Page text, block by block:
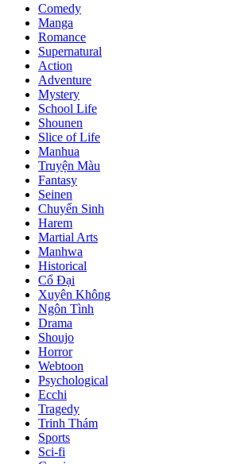
Comedy
Manga
Romance
Supernatural
Action
Adventure
Mystery
School Life
Shounen
Slice of Life
Manhua
Truyện Màu
Fantasy
Seinen
Chuyển Sinh
Harem
Martial Arts
Manhwa
Historical
Cổ Đại
Xuyên Không
Ngôn Tình
Drama
Shoujo
Horror
Webtoon
Psychological
Ecchi
Tragedy
Trinh Thám
Sports
Sci-fi